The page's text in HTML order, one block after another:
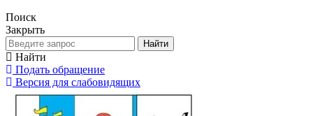
Поиск
Закрыть
Найти
Найти
Подать обращение
Версия для слабовидящих